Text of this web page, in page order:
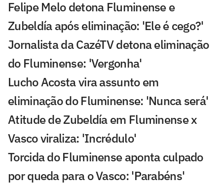
Felipe Melo detona Fluminense e
Zubeldía após eliminação: 'Ele é cego?'
Jornalista da CazéTV detona eliminação
do Fluminense: 'Vergonha'
Lucho Acosta vira assunto em
eliminação do Fluminense: 'Nunca será'
Atitude de Zubeldía em Fluminense x
Vasco viraliza: 'Incrédulo'
Torcida do Fluminense aponta culpado
por queda para o Vasco: 'Parabéns'